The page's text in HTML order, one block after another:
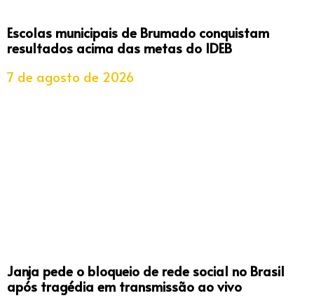
Escolas municipais de Brumado conquistam
resultados acima das metas do IDEB
7 de agosto de 2026
Janja pede o bloqueio de rede social no Brasil
após tragédia em transmissão ao vivo